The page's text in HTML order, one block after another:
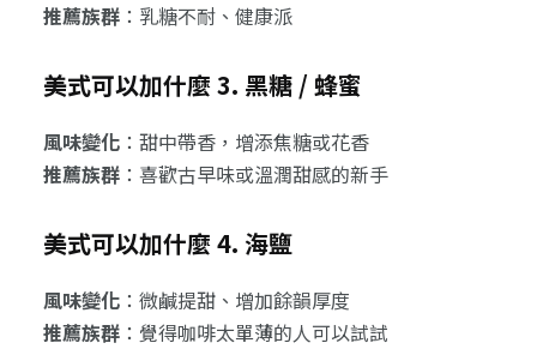
推薦族群：乳糖不耐、健康派
美式可以加什麼 3. 黑糖 / 蜂蜜
風味變化：甜中帶香，增添焦糖或花香
推薦族群：喜歡古早味或溫潤甜感的新手
美式可以加什麼 4. 海鹽
風味變化：微鹹提甜、增加餘韻厚度
推薦族群：覺得咖啡太單薄的人可以試試